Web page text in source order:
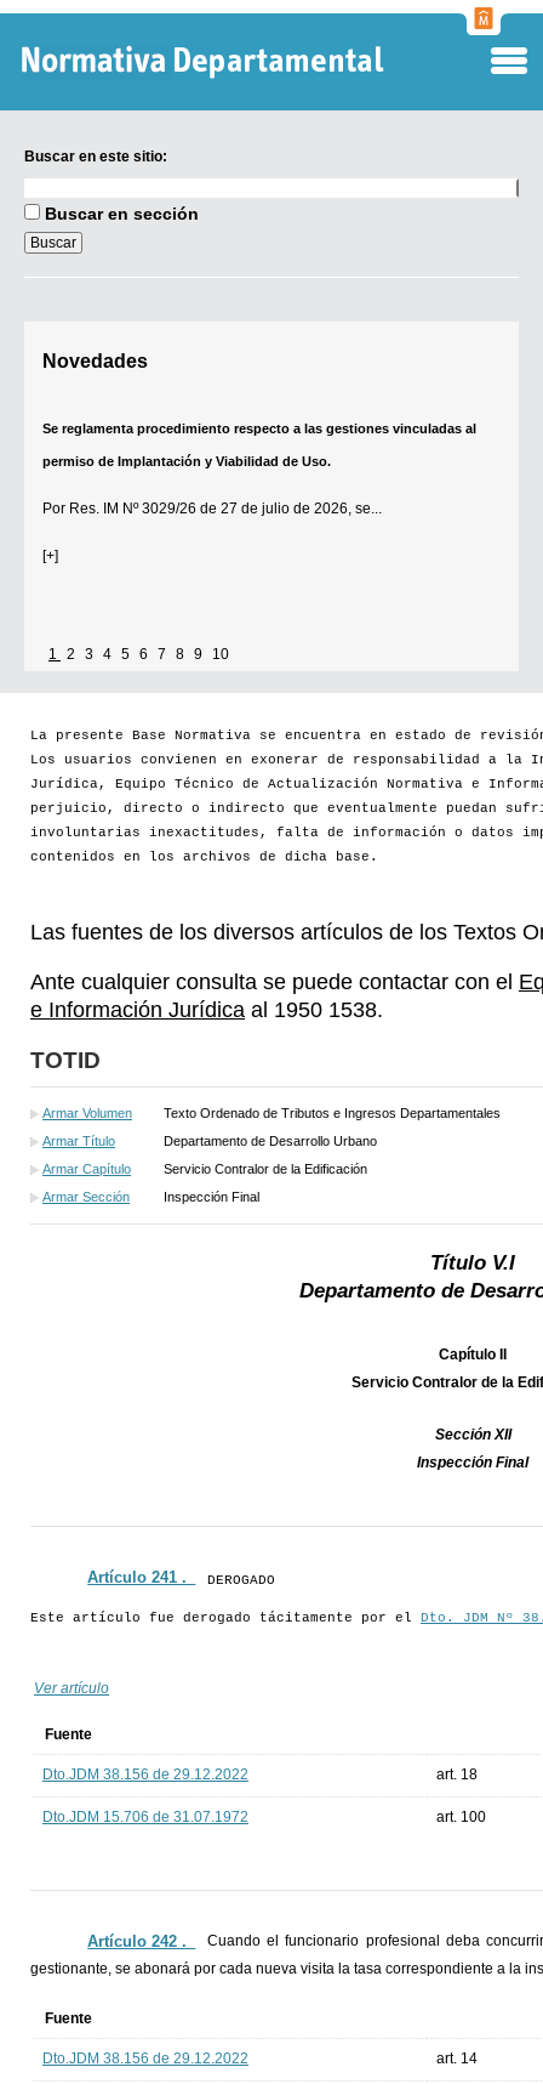
Buscar en este sitio:
en
sitio:
Buscar en sección
Novedades
Se reglamenta procedimiento respecto a las gestiones vinculadas al
permiso de Implantación y Viabilidad de Uso.
Por Res. IM Nº 3029/26 de 27 de julio de 2026, se...
[+]
1 2 3 4 5 6 7 8 9 10
La presente Base Normativa se encuentra en estado de
Los usuarios convienen en exonerar de responsabilidad a la
Jurídica, Equipo Técnico de Actualización Normativa e
perjuicio, directo o indirecto que eventualmente puedan
involuntarias inexactitudes, falta de información o datos
contenidos en los archivos de dicha base.
Las fuentes de los diversos artículos de los Textos
Ante cualquier consulta se puede contactar con el
e Información Jurídica al 1950 1538.
TOTID
Armar Volumen
Texto Ordenado de Tributos e Ingresos Departamentales
Armar Título
Departamento de Desarrollo Urbano
Armar Capítulo
Servicio Contralor de la Edificación
Armar Sección
Inspección Final
Título V.I
Departamento de
Capítulo II
Servicio Contralor de la
Sección XII
Inspección Final
Artículo 241 ._ DEROGADO
Este artículo fue derogado tácitamente por el Dto. JDM Nº
Ver artículo
Fuente
Dto.JDM 38.156 de 29.12.2022 art. 18
Dto.JDM 15.706 de 31.07.1972 art. 100
Artículo 242 ._
Cuando el funcionario profesional deba
gestionante, se abonará por cada nueva visita la tasa correspondiente a la
Fuente
Dto.JDM 38.156 de 29.12.2022 art. 14